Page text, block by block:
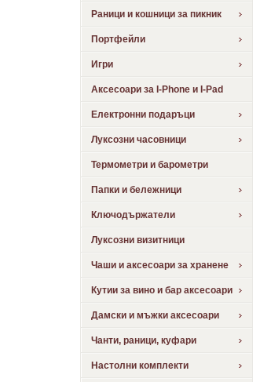
Раници и кошници за пикник
Портфейли
Игри
Аксесоари за I-Phone и I-Pad
Електронни подаръци
Луксозни часовници
Термометри и барометри
Папки и бележници
Ключодържатели
Луксозни визитници
Чаши и аксесоари за хранене
Кутии за вино и бар аксесоари
Дамски и мъжки аксесоари
Чанти, раници, куфари
Настолни комплекти